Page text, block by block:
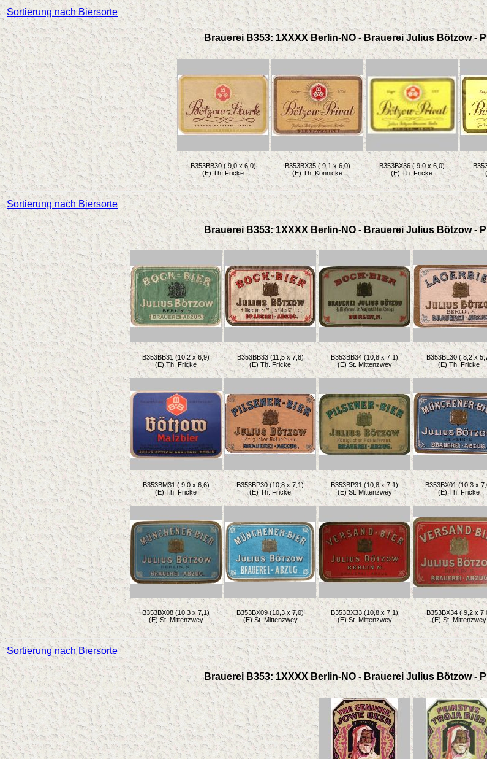
Sortierung nach Biersorte
Brauerei B353: 1XXXX Berlin-NO - Brauerei Julius Bötzow -
B353BB30 ( 9,0 x 6,0)
(E) Th. Fricke
B353BX35 ( 9,1 x 6,0)
(E) Th. Könnicke
B353BX36 ( 9,0 x 6,0)
(E) Th. Fricke
Sortierung nach Biersorte
Brauerei B353: 1XXXX Berlin-NO - Brauerei Julius Bötzow -
B353BB31 (10,2 x 6,9)
(E) Th. Fricke
B353BB33 (11,5 x 7,8)
(E) Th. Fricke
B353BB34 (10,8 x 7,1)
(E) St. Mittenzwey
B353BL30 ( 8,2 x
(E) Th. Fricke
B353BM31 ( 9,0 x 6,6)
(E) Th. Fricke
B353BP30 (10,8 x 7,1)
(E) Th. Fricke
B353BP31 (10,8 x 7,1)
(E) St. Mittenzwey
B353BX01 (10,3 x
(E) Th. Fricke
B353BX08 (10,3 x 7,1)
(E) St. Mittenzwey
B353BX09 (10,3 x 7,0)
(E) St. Mittenzwey
B353BX33 (10,8 x 7,1)
(E) St. Mittenzwey
B353BX34 ( 9,2 x
(E) St. Mittenzwey
Sortierung nach Biersorte
Brauerei B353: 1XXXX Berlin-NO - Brauerei Julius Bötzow -